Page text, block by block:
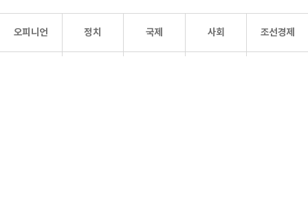
오피니언 정치 국제 사회 조선경제